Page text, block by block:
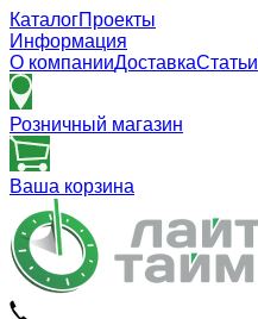
КаталогПроекты
Информация
О компанииДоставкаСтатьи
Розничный магазин
Ваша корзина